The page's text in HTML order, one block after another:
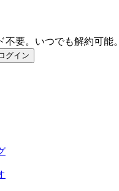
不要。いつでも解約可能。
グイン